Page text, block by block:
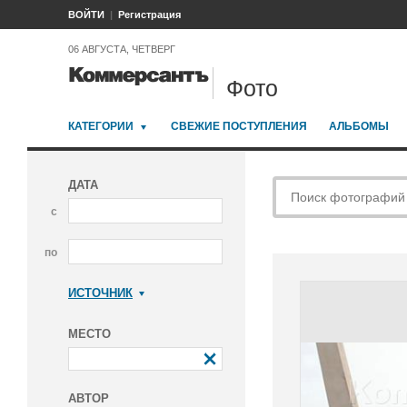
ВОЙТИ Регистрация
06 АВГУСТА, ЧЕТВЕРГ
Фото
КАТЕГОРИИ СВЕЖИЕ ПОСТУПЛЕНИЯ АЛЬБОМЫ
ДАТА
с
по
ИСТОЧНИК
МЕСТО
АВТОР